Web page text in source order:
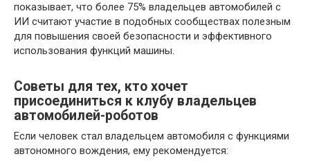
показывает, что более 75% владельцев автомобилей с
ИИ считают участие в подобных сообществах полезным
для повышения своей безопасности и эффективного
использования функций машины.
Советы для тех, кто хочет
присоединиться к клубу владельцев
автомобилей-роботов
Если человек стал владельцем автомобиля с функциями
автономного вождения, ему рекомендуется: